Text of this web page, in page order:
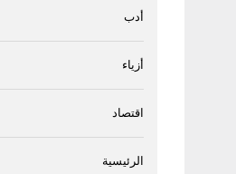
أدب
أزياء
اقتصاد
الرئيسية